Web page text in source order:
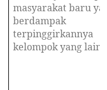
masyarakat baru
berdampak
terpinggirkannya
kelompok yang lain